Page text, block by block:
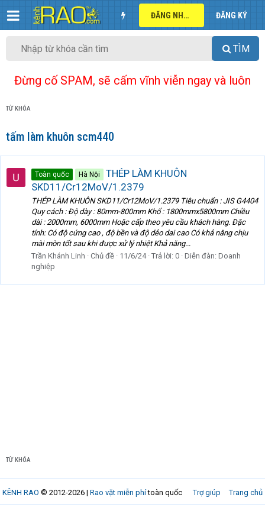
ĐĂNG NHẬP ĐĂNG KÝ
TÌM
Đừng cố SPAM, sẽ cấm vĩnh viễn ngay và luôn
TỪ KHÓA
tấm làm khuôn scm440
Toàn quốc Hà Nội
THÉP LÀM KHUÔN
SKD11/Cr12MoV/1.2379
THÉP LÀM KHUÔN SKD11/Cr12MoV/1.2379 Tiêu chuẩn : JIS G4404
Quy cách : Độ dày : 80mm-800mm Khổ : 1800mmx5800mm Chiều
dài : 2000mm, 6000mm Hoặc cấp theo yêu cầu khách hàng. Đặc
tính: Có độ cứng cao , độ bền và độ dẻo dai cao Có khả năng chịu
mài mòn tốt sau khi được xử lý nhiệt Khả năng...
Trần Khánh Linh
Chủ đề 11/6/24 Trả lời: 0 Diễn đàn: Doanh
nghiệp
TỪ KHÓA
Trợ giúp Trang chủ
KÊNH RAO © 2012-2026 | Rao vặt miễn phítoàn quốc